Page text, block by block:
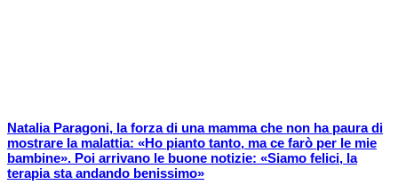
Natalia Paragoni, la forza di una mamma che non ha paura di
mostrare la malattia: «Ho pianto tanto, ma ce farò per le mie
bambine». Poi arrivano le buone notizie: «Siamo felici, la
terapia sta andando benissimo»